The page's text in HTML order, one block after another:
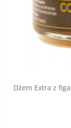
Dżem Extra z